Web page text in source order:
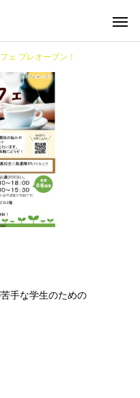
ェ プレオープン！
手な学生のための